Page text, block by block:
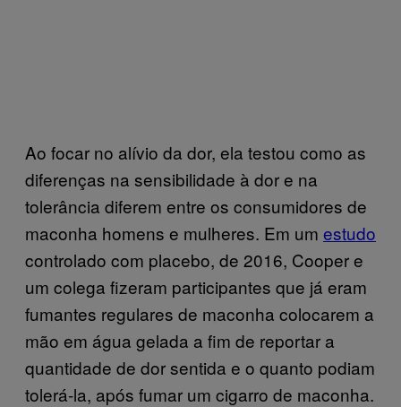
Ao focar no alívio da dor, ela testou como as
diferenças na sensibilidade à dor e na
tolerância diferem entre os consumidores de
maconha homens e mulheres. Em um estudo
controlado com placebo, de 2016, Cooper e
um colega fizeram participantes que já eram
fumantes regulares de maconha colocarem a
mão em água gelada a fim de reportar a
quantidade de dor sentida e o quanto podiam
tolerá-la, após fumar um cigarro de maconha.